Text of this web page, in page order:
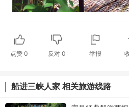
点赞 0 反对0 举报
船进三峡人家 相关旅游线路